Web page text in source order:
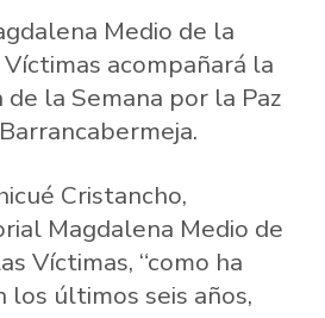
Medio de la
acompañará la
la Semana por la Paz
Cristancho,
Magdalena Medio de
Víctimas, “como ha
los últimos seis años,